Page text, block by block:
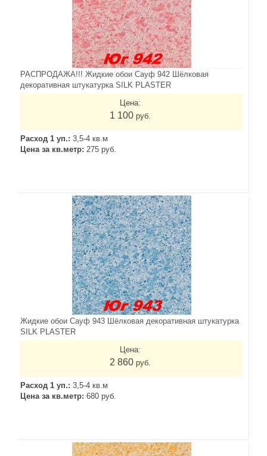
РАСПРОДАЖА!!! Жидкие обои Сауф 942 Шёлковая
декоративная штукатурка SILK PLASTER
Цена:
1 100 руб.
Расход 1 уп.: 3,5-4 кв.м
Цена за кв.метр: 275 руб.
Жидкие обои Сауф 943 Шёлковая декоративная штукатурка
SILK PLASTER
Цена:
2 860 руб.
Расход 1 уп.: 3,5-4 кв.м
Цена за кв.метр: 680 руб.